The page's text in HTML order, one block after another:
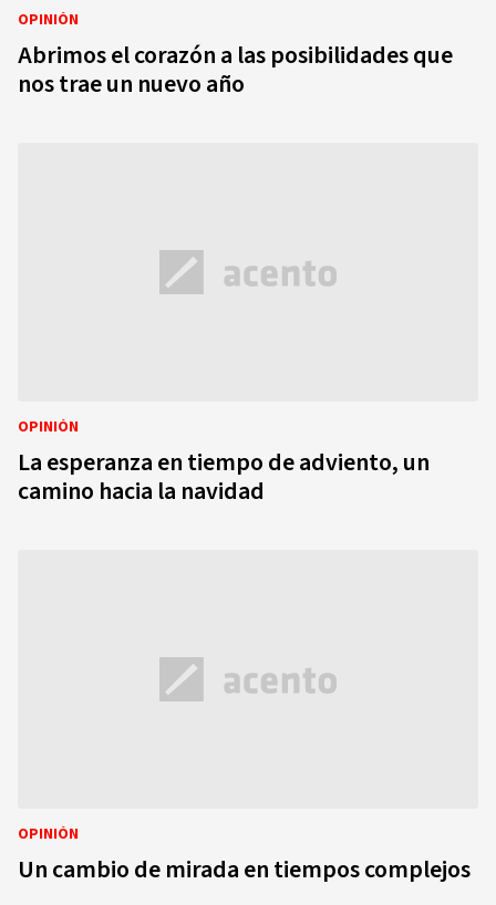
OPINIÓN
Abrimos el corazón a las posibilidades que
nos trae un nuevo año
OPINIÓN
La esperanza en tiempo de adviento, un
camino hacia la navidad
OPINIÓN
Un cambio de mirada en tiempos complejos